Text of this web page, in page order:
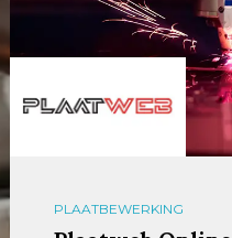
PLAATBEWERKING